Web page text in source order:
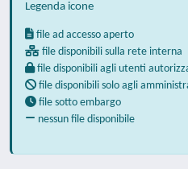
Legenda icone
file ad accesso aperto
file disponibili sulla rete interna
file disponibili agli utenti
file disponibili solo agli
file sotto embargo
nessun file disponibile